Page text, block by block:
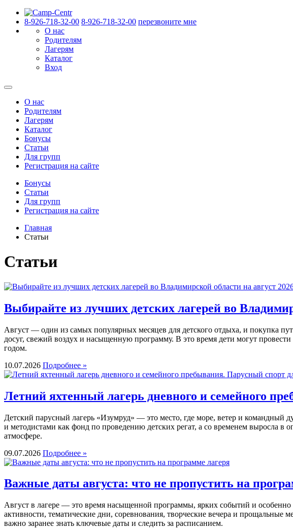
8-926-718-32-00 8-926-718-32-00 перезвоните мне
О нас
Родителям
Лагерям
Каталог
Вход
О нас
Родителям
Лагерям
Каталог
Бонусы
Статьи
Для групп
Регистрация на сайте
Бонусы
Статьи
Для групп
Регистрация на сайте
Главная
Статьи
Статьи
Выбирайте из лучших детских лагерей во
Август — один из самых популярных месяцев для детского отдыха, и покупка
досуг, свежий воздух и насыщенную программу. В это время дети могут
годом.
10.07.2026 Подробнее »
Летний яхтенный лагерь дневного и семейного
Детский парусный лагерь «Изумруд» — это место, где море, ветер и командный
и методистами как фонд по проведению детских регат, а со временем выросла
атмосфере.
09.07.2026 Подробнее »
Важные даты августа: что не пропустить на
Август в лагере — это время насыщенной программы, ярких событий и
активности, тематические дни, соревнования, творческие вечера и
важно заранее знать ключевые даты и следить за расписанием.